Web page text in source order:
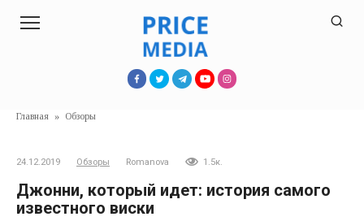
Главная » Обзоры
24.12.2019 Обзоры Romanova 1.5к.
Джонни, который идет: история самого
известного виски